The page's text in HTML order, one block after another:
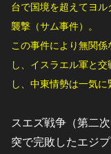
台で国境を超えてヨ
襲撃（サム事件）。
この事件により無関
し、イスラエル軍と
し、中東情勢は一気に
スエズ戦争（第二
突で完敗したエジ